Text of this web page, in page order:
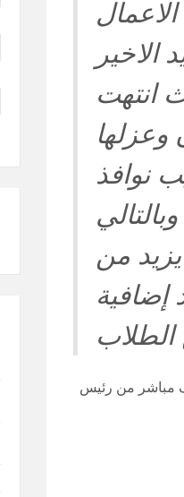
انتهت
وعزلها
نوافذ
من
إضافية
مباشر من رئيس